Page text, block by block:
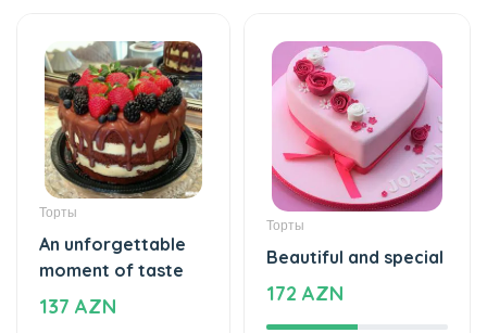
Торты
An unforgettable
moment of taste
137 AZN
Торты
Beautiful and special
172 AZN